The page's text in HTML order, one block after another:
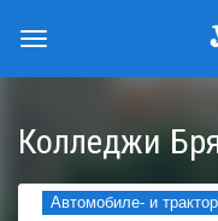
Колледжи
Автомобиле- и